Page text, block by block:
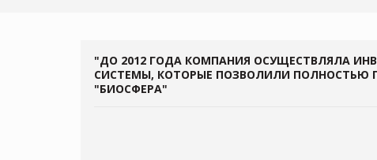
"ДО 2012 ГОДА КОМПАНИЯ ОСУЩЕСТВЛЯЛА
СИСТЕМЫ, КОТОРЫЕ ПОЗВОЛИЛИ ПОЛНОСТЬЮ
"БИОСФЕРА"